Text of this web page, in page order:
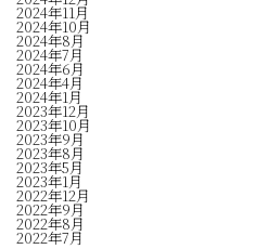
2024年11月
2024年10月
2024年8月
2024年7月
2024年6月
2024年4月
2024年1月
2023年12月
2023年10月
2023年9月
2023年8月
2023年5月
2023年1月
2022年12月
2022年9月
2022年8月
2022年7月